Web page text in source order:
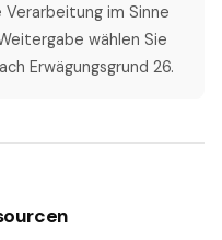
im Sinne
wählen Sie
Erwägungsgrund 26.